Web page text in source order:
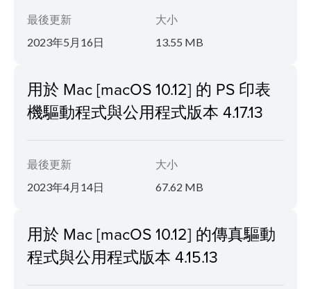
最後更新
2023年5月16日
大小
13.55 MB
用於 Mac [macOS 10.12] 的 PS 印表
機驅動程式與公用程式版本 4.17.13
最後更新
2023年4月14日
大小
67.62 MB
用於 Mac [macOS 10.12] 的傳真驅動
程式與公用程式版本 4.15.13